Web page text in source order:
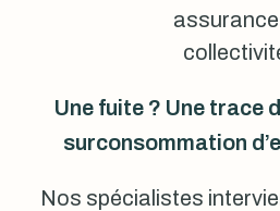
Une fuite ? Une trace
surconsommation
Nos spécialistes